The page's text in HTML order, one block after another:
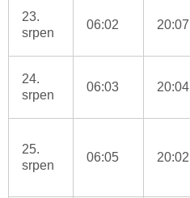
23.
srpen
06:02 20:07
24.
srpen
06:03 20:04
25.
srpen
06:05 20:02